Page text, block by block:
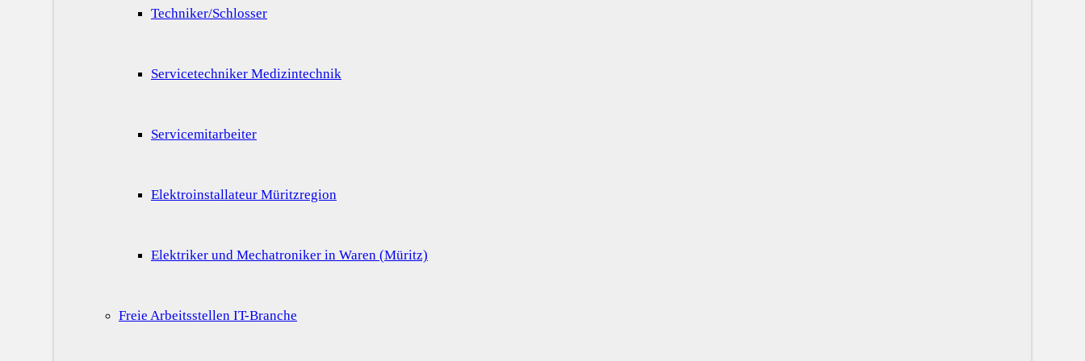
Techniker/Schlosser
Servicetechniker Medizintechnik
Servicemitarbeiter
Elektroinstallateur Müritzregion
Elektriker und Mechatroniker in Waren (Müritz)
Freie Arbeitsstellen IT-Branche